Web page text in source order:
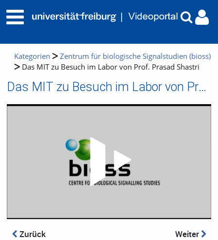
Kategorien
Zentrum für biologische Signalstudien (bioss)
Das MIT zu Besuch im Labor von Prof. Prasad Shastri
Das MIT zu Besuch im Labor von Prof. Prasad Shastri
Zurück Weiter